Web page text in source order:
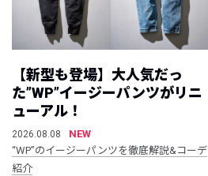
【新型も登場】大人気だっ
た”WP”イージーパンツがリニ
ューアル！
2026.08.08
NEW
“WP”のイージーパンツを徹底解説&コーデ
紹介